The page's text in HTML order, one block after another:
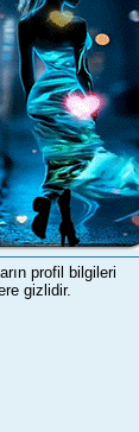
profil bilgileri
gizlidir.